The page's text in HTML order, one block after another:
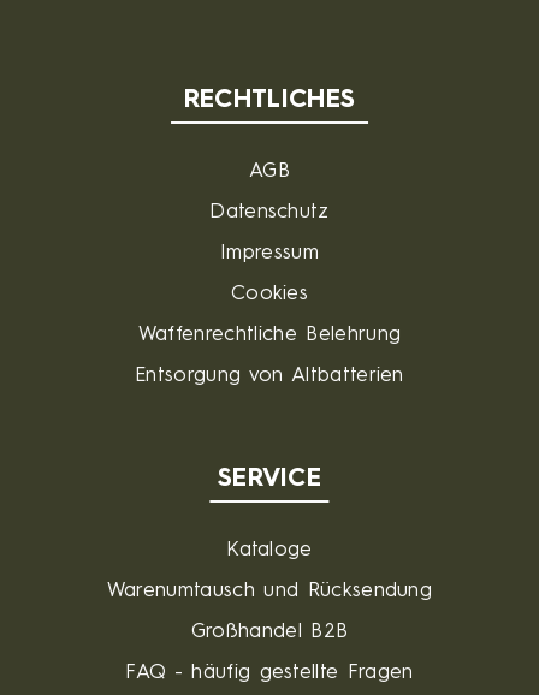
RECHTLICHES
AGB
Datenschutz
Impressum
Cookies
Waffenrechtliche Belehrung
Entsorgung von Altbatterien
SERVICE
Kataloge
Warenumtausch und Rücksendung
Großhandel B2B
FAQ - häufig gestellte Fragen